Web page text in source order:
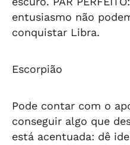
entusiasmo não
conquistar Libra.
Escorpião
Pode contar com o
conseguir algo que
está acentuada: dê